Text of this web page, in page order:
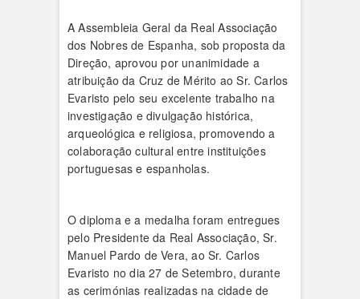
A Assembleia Geral da Real Associação
dos Nobres de Espanha, sob proposta da
Direção, aprovou por unanimidade a
atribuição da Cruz de Mérito ao Sr. Carlos
Evaristo pelo seu excelente trabalho na
investigação e divulgação histórica,
arqueológica e religiosa, promovendo a
colaboração cultural entre instituições
portuguesas e espanholas.
O diploma e a medalha foram entregues
pelo Presidente da Real Associação, Sr.
Manuel Pardo de Vera, ao Sr. Carlos
Evaristo no dia 27 de Setembro, durante
as cerimónias realizadas na cidade de